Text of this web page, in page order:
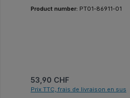
Product number: PT01-86911-01
Prix régulier :
53,90 CHF
Prix TTC, frais de livraison en sus